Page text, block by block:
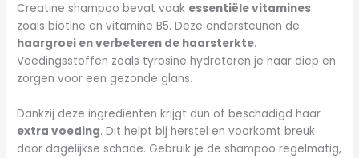
Creatine shampoo bevat vaak essentiële vitamines
zoals biotine en vitamine B5. Deze ondersteunen de
haargroei en verbeteren de haarsterkte.
Voedingsstoffen zoals tyrosine hydrateren je haar diep en
zorgen voor een gezonde glans.
Dankzij deze ingrediënten krijgt dun of beschadigd haar
extra voeding. Dit helpt bij herstel en voorkomt breuk
door dagelijkse schade. Gebruik je de shampoo regelmatig,